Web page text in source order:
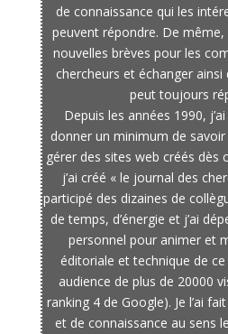
de connaissance qui les
peuvent répondre. De
nouvelles brèves pour les
chercheurs et échanger
peut toujours
Depuis les années 1990,
donner un minimum de
gérer des sites web créés dès
j’ai créé « le journal des
participé des dizaines de
de temps, d’énergie et j’ai
personnel pour animer et
éditoriale et technique de
audience de plus de 20000
ranking 4 de Google). Je l’ai
et de connaissance au sens